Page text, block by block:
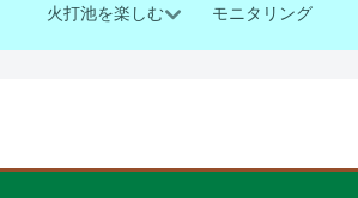
火打池を楽しむ モニタリング